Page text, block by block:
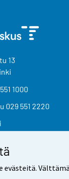
evästeitä.
13
1000
029 551 2220